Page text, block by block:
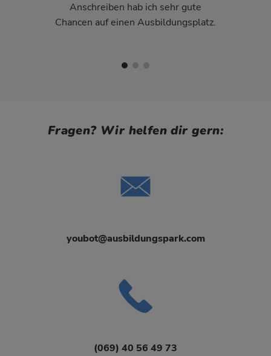
Anschreiben hab ich sehr gute
Chancen auf einen Ausbildungsplatz.
Fragen? Wir helfen dir gern:
youbot@ausbildungspark.com
(069) 40 56 49 73